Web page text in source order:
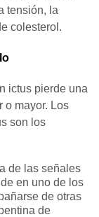
tensión, la
colesterol.
ictus pierde una
o mayor. Los
son los
de las señales
en uno de los
de otras
de